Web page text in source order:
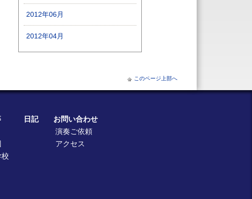
2012年06月
2012年04月
このページ上部へ
日記
お問い合わせ
演奏ご依頼
アクセス